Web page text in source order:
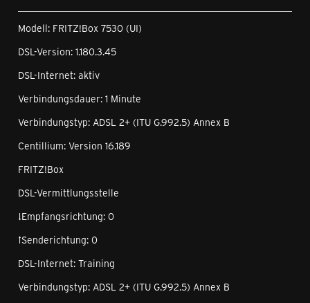
Modell: FRITZ!Box 7530 (UI)
DSL-Version: 1.180.3.45
DSL-Internet: aktiv
Verbindungsdauer: 1 Minute
Verbindungstyp: ADSL 2+ (ITU G.992.5) Annex B
Centillium: Version 16.189
FRITZ!Box
DSL-Vermittlungsstelle
↓Empfangsrichtung: 0
↑Senderichtung: 0
DSL-Internet: Training
Verbindungstyp: ADSL 2+ (ITU G.992.5) Annex B